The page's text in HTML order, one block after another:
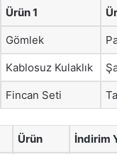
Ürün 1
Gömlek
Kablosuz Kulaklık
Fincan Seti
Ürün İndirim